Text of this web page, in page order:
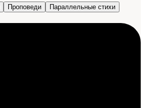
Проповеди
Параллельные стихи